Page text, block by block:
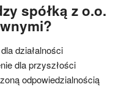
spółką z o.o.
działalności
dla przyszłości
odpowiedzialnością